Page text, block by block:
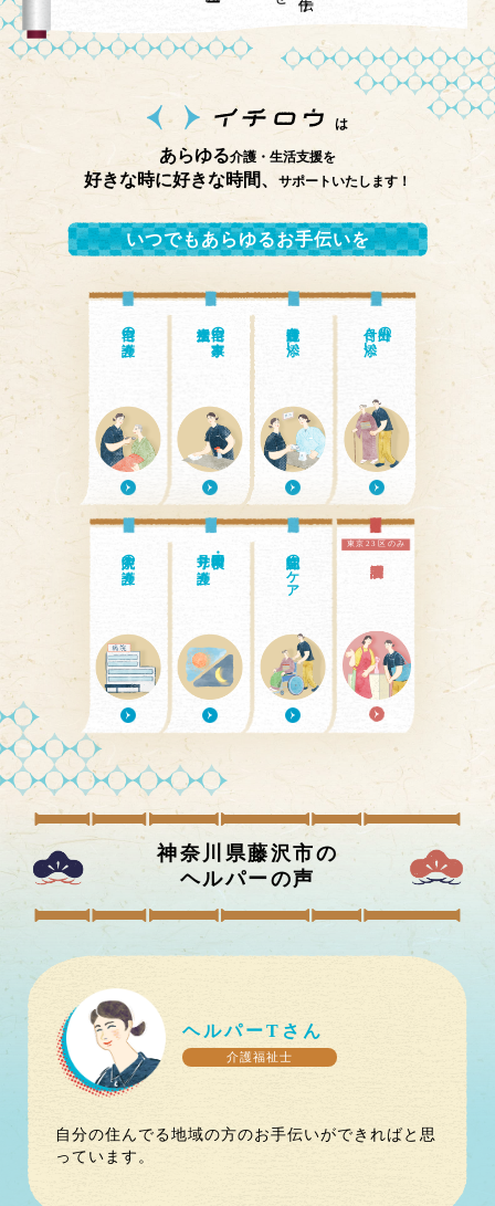
は
あらゆる介護・生活支援を
好きな時に好きな時間、 サポートいたします！
いつでもあらゆるお手伝いを
自宅の介護 自宅の家事・ 通院付き添い 外出の
付き添い
入院中の介護 日中・夜間の
見守り介護 認知症のケア
東京23区のみ
神奈川県藤沢市の
ヘルパーの声
ヘルパーT さん
介護福祉士
自分の住んでる地域の方のお手伝いができればと思
っています。